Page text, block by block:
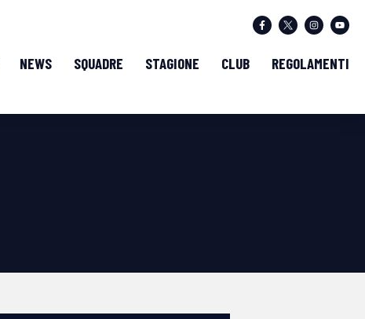
NEWS SQUADRE STAGIONE CLUB REGOLAMENTI